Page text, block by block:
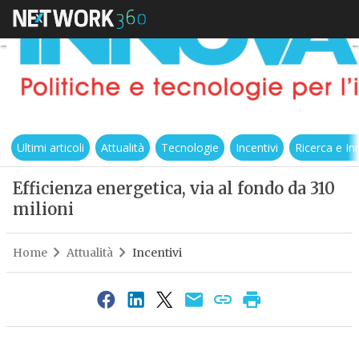
Ultimi articoli Attualità Tecnologie Incentivi Ricerca e
Efficienza energetica, via al fondo da 310
milioni
Home Attualità Incentivi